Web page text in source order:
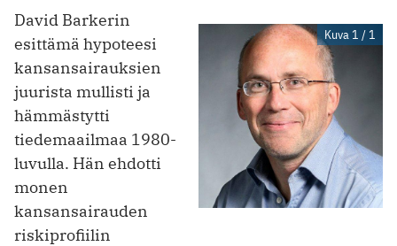
Kuva 1 / 1
David Barkerin
esittämä hypoteesi
kansansai­rauksien
juurista mullisti ja
hämmästytti
tiedemaailmaa 1980-
luvulla. Hän ehdotti
monen
kansansairauden
riskiprofiilin